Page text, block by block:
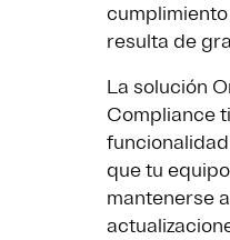
resulta de
La solución
Compliance
que tu
mantenerse